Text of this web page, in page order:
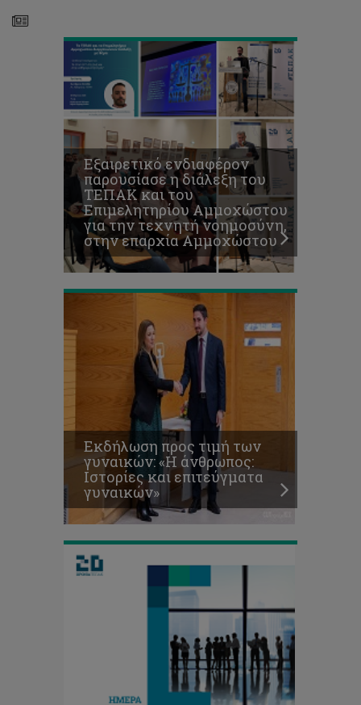
Εξαιρετικό ενδιαφέρον
παρουσίασε η διάλεξη του
ΤΕΠΑΚ και του
Επιμελητηρίου Αμμοχώστου
για την τεχνητή νοημοσύνη,
στην επαρχία Αμμοχώστου
Εκδήλωση
προς
τιμή
των
γυναικών: «Η
άνθρωπος:
Ιστορίες
και
επιτεύγματα
γυναικών»
Εκδήλωση προς τιμή των
γυναικών: «Η άνθρωπος:
Ιστορίες και επιτεύγματα
γυναικών»
«ΗΜΕΡΑ
ΚΑΡΙΕΡΑΣ
2024»
στο
ΤΕΠΑΚ